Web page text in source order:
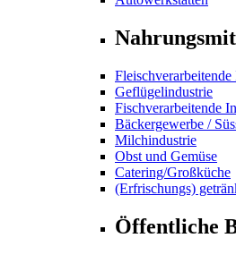
Fleischverarbeitende
Geflügelindustrie
Fischverarbeitende
Bäckergewerbe /
Milchindustrie
Obst und Gemüse
Catering/Großküche
(Erfrischungs)
Öffentliche